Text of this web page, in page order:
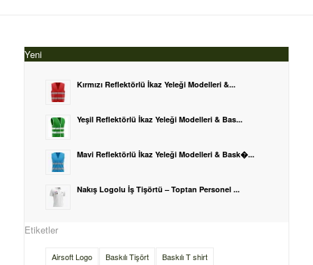
Yeni
Kırmızı Reflektörlü İkaz Yeleği Modelleri &...
Yeşil Reflektörlü İkaz Yeleği Modelleri & Bas...
Mavi Reflektörlü İkaz Yeleği Modelleri & Bask�...
Nakış Logolu İş Tişörtü – Toptan Personel ...
Etiketler
Airsoft Logo Baskılı Tişört
Baskılı T shirt